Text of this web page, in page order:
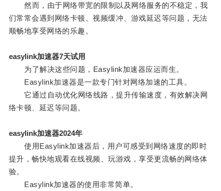
然而，由于网络带宽的限制以及网络服务的不稳定，我
们常常会遇到网络卡顿、视频缓冲、游戏延迟等问题，无法
顺畅地享受网络的乐趣。
easylink加速器7天试用
为了解决这些问题，Easylink加速器应运而生。
Easylink加速器是一款专门针对网络加速的工具。
它通过自动优化网络线路，提升传输速度，有效解决网
络卡顿、延迟等问题。
easylink加速器2024年
使用Easylink加速器后，用户可感受到网络速度的即时
提升，畅快地观看在线视频、玩游戏，享受更流畅的网络体
验。
Easylink加速器的使用非常简单。